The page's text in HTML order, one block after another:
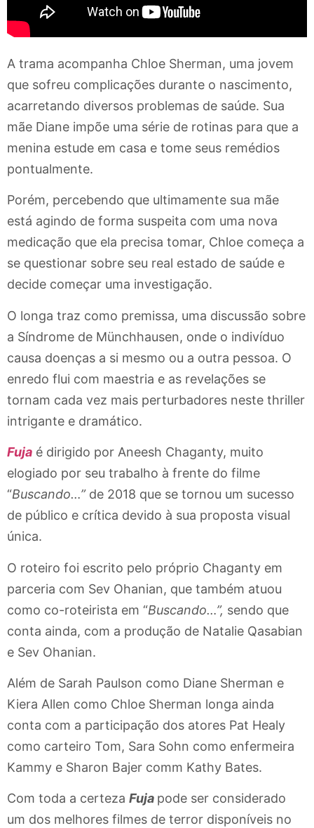
A trama acompanha Chloe Sherman, uma jovem
que sofreu complicações durante o nascimento,
acarretando diversos problemas de saúde. Sua
mãe Diane impõe uma série de rotinas para que a
menina estude em casa e tome seus remédios
pontualmente.
Porém, percebendo que ultimamente sua mãe
está agindo de forma suspeita com uma nova
medicação que ela precisa tomar, Chloe começa a
se questionar sobre seu real estado de saúde e
decide começar uma investigação.
O longa traz como premissa, uma discussão sobre
a Síndrome de Münchhausen, onde o indivíduo
causa doenças a si mesmo ou a outra pessoa. O
enredo flui com maestria e as revelações se
tornam cada vez mais perturbadores neste thriller
intrigante e dramático.
Fuja é dirigido por Aneesh Chaganty, muito
elogiado por seu trabalho à frente do filme
“Buscando…”de 2018 que se tornou um sucesso
de público e crítica devido à sua proposta visual
única.
O roteiro foi escrito pelo próprio Chaganty em
parceria com Sev Ohanian, que também atuou
como co-roteirista em “Buscando…”, sendo que
conta ainda, com a produção de Natalie Qasabian
e Sev Ohanian.
Além de Sarah Paulson como Diane Sherman e
Kiera Allen como Chloe Sherman longa ainda
conta com a participação dos atores Pat Healy
como carteiro Tom, Sara Sohn como enfermeira
Kammy e Sharon Bajer comm Kathy Bates.
Com toda a certeza Fuja pode ser considerado
um dos melhores filmes de terror disponíveis no